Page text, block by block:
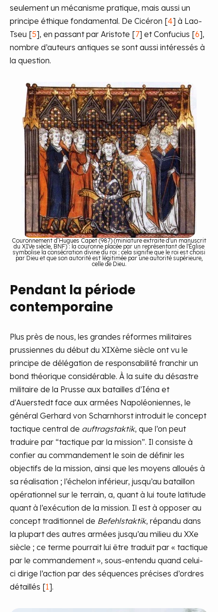
seulement un mécanisme pratique, mais aussi un
principe éthique fondamental. De Cicéron [4] à Lao-
Tseu [5], en passant par Aristote [7] et Confucius [6],
nombre d’auteurs antiques se sont aussi intéressés à
la question.
Couronnement d’Hugues Capet (987) (miniature extraite d'un manuscrit
du XIVe siècle, BNF) : la couronne placée par un représentant de l'Église
symbolise la consécration divine du roi ; cela signifie que le roi est choisi
par Dieu et que son autorité est légitimée par une autorité supérieure,
celle de Dieu.
Pendant la période
contemporaine
Plus près de nous, les grandes réformes militaires
prussiennes du début du XIXème siècle ont vu le
principe de délégation de responsabilité franchir un
bond théorique considérable. À la suite du désastre
militaire de la Prusse aux batailles d’Iéna et
d'Auerstedt face aux armées Napoléoniennes, le
général Gerhard von Scharnhorst introduit le concept
tactique central de auftragstaktik, que l’on peut
traduire par “tactique par la mission”. Il consiste à
confier au commandement le soin de définir les
objectifs de la mission, ainsi que les moyens alloués à
sa réalisation ; l’échelon inférieur, jusqu’au bataillon
opérationnel sur le terrain, a, quant à lui toute latitude
quant à l’exécution de la mission. Il est à opposer au
concept traditionnel de Befehlstaktik, répandu dans
la plupart des autres armées jusqu’au milieu du XXe
siècle ; ce terme pourrait lui être traduit par « tactique
par le commandement », sous-entendu quand celui-
ci dirige l’action par des séquences précises d’ordres
détaillés [1].